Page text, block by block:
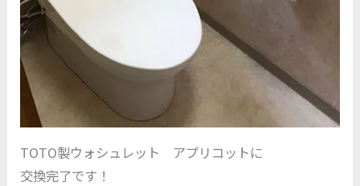
TOTO製ウォシュレット アプリコットに
交換完了です！